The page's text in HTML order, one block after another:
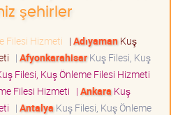
şehirler
Filesi Hizmeti | AdıyamanKuş
| AfyonkarahisarKuş Filesi, Kuş
Filesi, Kuş Önleme Filesi Hizmeti
Filesi Hizmeti | Ankara Kuş
| Antalya Kuş Filesi, Kuş Önleme